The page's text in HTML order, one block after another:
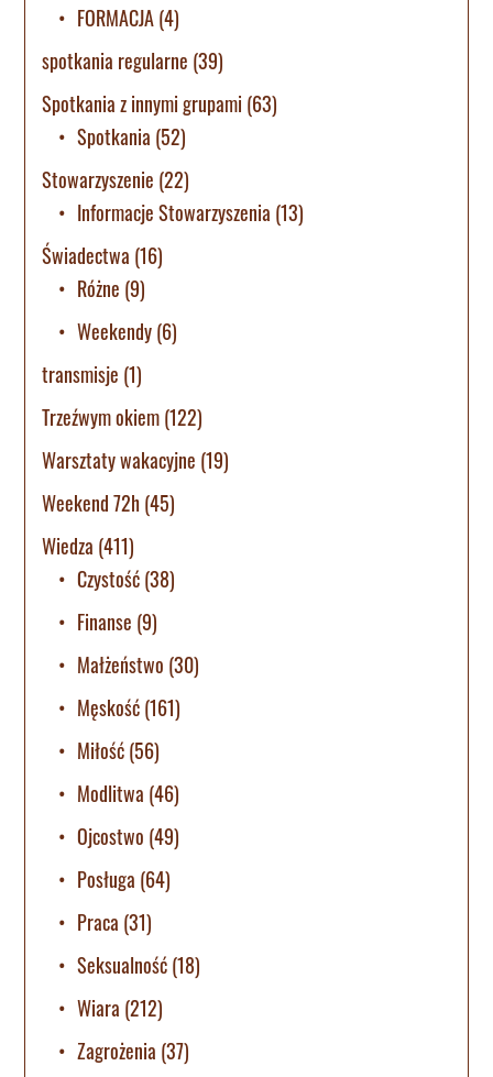
FORMACJA(4)
spotkania regularne (39)
Spotkania z innymi grupami (63)
Spotkania (52)
Stowarzyszenie (22)
Informacje Stowarzyszenia (13)
Świadectwa (16)
Różne (9)
Weekendy(6)
transmisje (1)
Trzeźwym okiem(122)
Warsztaty wakacyjne (19)
Weekend 72h(45)
Wiedza (411)
Czystość(38)
Finanse (9)
Małżeństwo (30)
Męskość(161)
Miłość(56)
Modlitwa (46)
Ojcostwo (49)
Posługa (64)
Praca (31)
Seksualność(18)
Wiara (212)
Zagrożenia (37)